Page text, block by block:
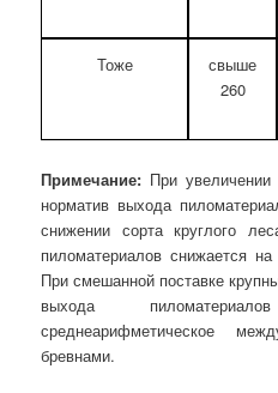
Тоже
свыше
260
Примечание: При
норматив выхода
снижении сорта круглого
пиломатериалов снижается
При смешанной поставке
выхода
среднеарифметическое
бревнами.